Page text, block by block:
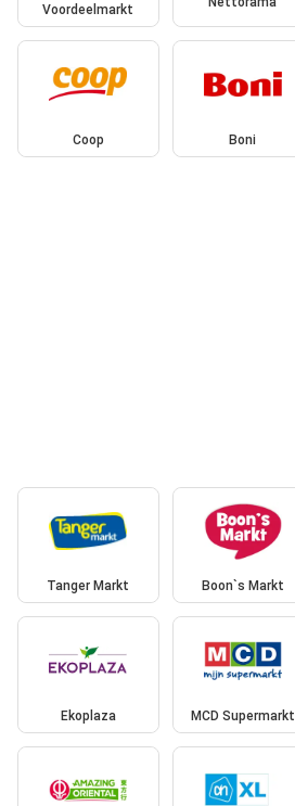
Voordeelmarkt
Coop Boni
Tanger Markt Boon`s Markt
Ekoplaza MCD Supermarkt